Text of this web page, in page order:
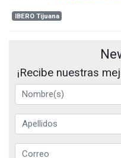
IBERO Tijuana
¡Recibe nuestras